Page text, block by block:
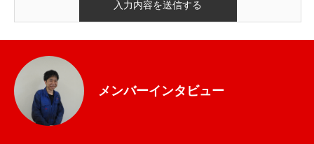
ご本人様は、当社に対してご自身の個人情報の開
示等に関して、下記の当社問合わせ窓口に申し出
ることができます。その際、当社はお客様ご本人
メンバーインタビュー